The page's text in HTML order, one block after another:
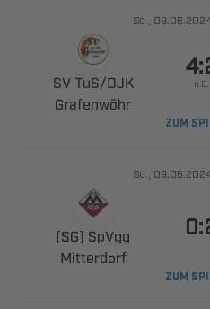
.,
 ​


ZUM
.,
 

ZUM